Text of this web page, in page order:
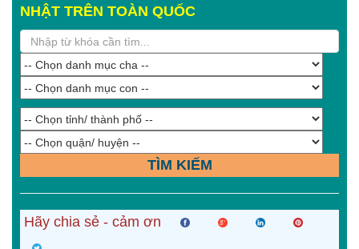
NHẬT TRÊN TOÀN QUỐC
TÌM KIẾM
Hãy chia sẻ - cảm ơn